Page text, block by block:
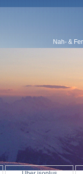
Nah- &